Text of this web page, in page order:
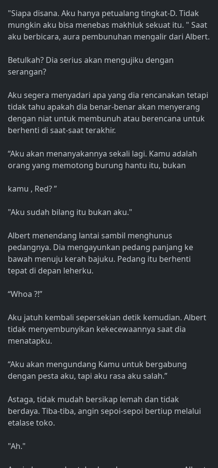
"Siapa disana. Aku hanya petualang tingkat-D. Tidak
mungkin aku bisa menebas makhluk sekuat itu. " Saat
aku berbicara, aura pembunuhan mengalir dari Albert.
Betulkah? Dia serius akan mengujiku dengan
serangan?
Aku segera menyadari apa yang dia rencanakan tetapi
tidak tahu apakah dia benar-benar akan menyerang
dengan niat untuk membunuh atau berencana untuk
berhenti di saat-saat terakhir.
“Aku akan menanyakannya sekali lagi. Kamu adalah
orang yang memotong burung hantu itu, bukan
kamu , Red? ”
"Aku sudah bilang itu bukan aku."
Albert menendang lantai sambil menghunus
pedangnya. Dia mengayunkan pedang panjang ke
bawah menuju kerah bajuku. Pedang itu berhenti
tepat di depan leherku.
“Whoa ?!”
Aku jatuh kembali sepersekian detik kemudian. Albert
tidak menyembunyikan kekecewaannya saat dia
menatapku.
“Aku akan mengundang Kamu untuk bergabung
dengan pesta aku, tapi aku rasa aku salah.”
Astaga, tidak mudah bersikap lemah dan tidak
berdaya. Tiba-tiba, angin sepoi-sepoi bertiup melalui
etalase toko.
"Ah."